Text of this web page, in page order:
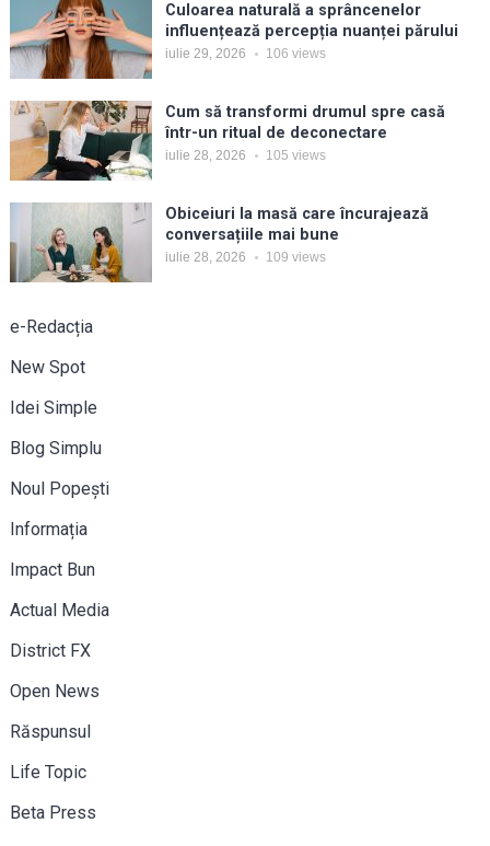
Culoarea naturală a sprâncenelor
influențează percepția nuanței părului
iulie 29, 2026 106 views
Cum să transformi drumul spre casă
într-un ritual de deconectare
iulie 28, 2026 105 views
Obiceiuri la masă care încurajează
conversațiile mai bune
iulie 28, 2026 109 views
e-Redacția
New Spot
Idei Simple
Blog Simplu
Noul Popești
Informația
Impact Bun
Actual Media
District FX
Open News
Răspunsul
Life Topic
Beta Press